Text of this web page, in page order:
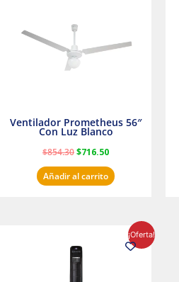
Ventilador Prometheus 56″
Con Luz Blanco
$854.30$716.50
Añadir al carrito
¡Oferta!
original
era:
precio
actual